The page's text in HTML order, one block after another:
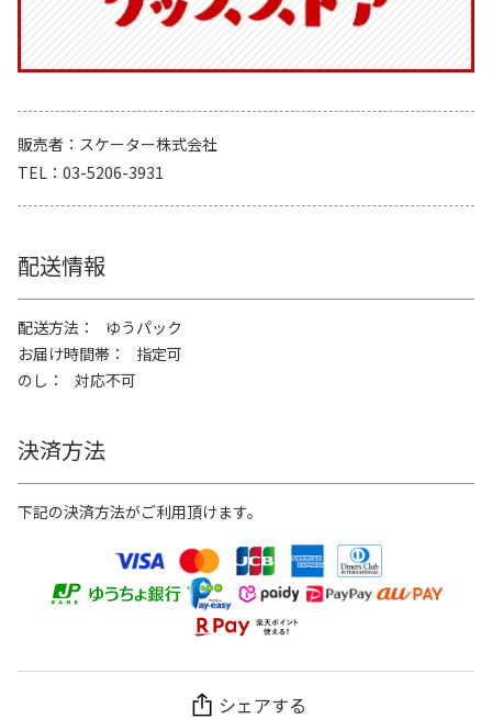
販売者
スケーター株式会社
TEL
03-5206-3931
配送情報
配送方法
ゆうパック
お届け時間帯
指定可
のし
対応不可
決済方法
下記の決済方法がご利用頂けます。
シェアする